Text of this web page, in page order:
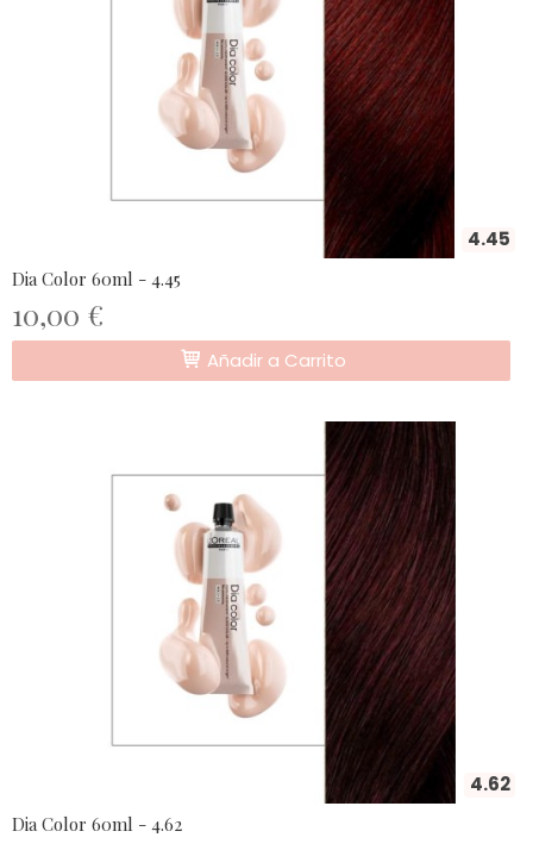
4.45
Dia Color 60ml - 4.45
10,00 €
Añadir a Carrito
4.62
Dia Color 60ml - 4.62